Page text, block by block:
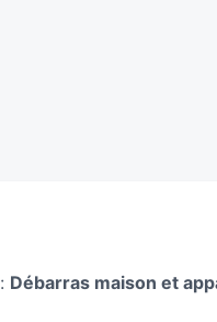
Débarras maison et